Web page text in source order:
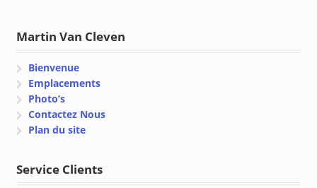
Martin Van Cleven
Bienvenue
Emplacements
Photo’s
Contactez Nous
Plan du site
Service Clients